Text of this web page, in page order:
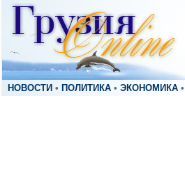
НОВОСТИ • ПОЛИТИКА • ЭКОНОМИКА •